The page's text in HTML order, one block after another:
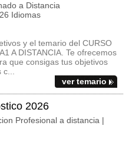
a Distancia
Idiomas
y el temario del CURSO
A DISTANCIA. Te ofrecemos
que consigas tus objetivos
ver temario
2026
Profesional a distancia |